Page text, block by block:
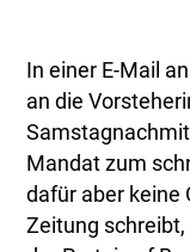
In einer E-Mail
an die
Mandat zum
dafür aber keine
Zeitung